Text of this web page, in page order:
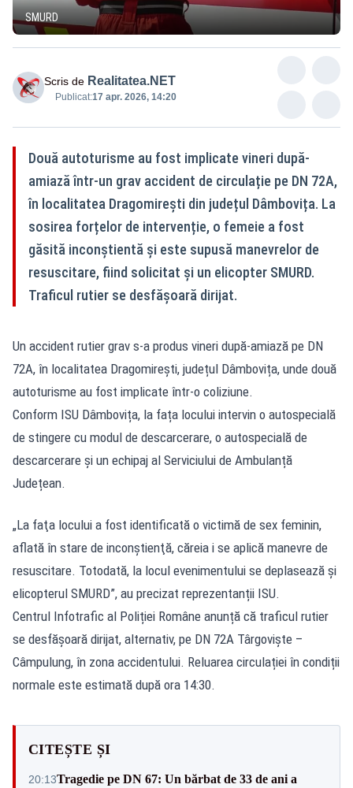
SMURD
Scris de Realitatea.NET
Publicat:17 apr. 2026, 14:20
Două autoturisme au fost implicate vineri după-
amiază într-un grav accident de circulație pe DN 72A,
în localitatea Dragomirești din județul Dâmbovița. La
sosirea forțelor de intervenție, o femeie a fost
găsită inconștientă și este supusă manevrelor de
resuscitare, fiind solicitat și un elicopter SMURD.
Traficul rutier se desfășoară dirijat.
Un accident rutier grav s-a produs vineri după-amiază pe DN
72A, în localitatea Dragomirești, județul Dâmbovița, unde două
autoturisme au fost implicate într-o coliziune.
Conform ISU Dâmbovița, la fața locului intervin o autospecială
de stingere cu modul de descarcerare, o autospecială de
descarcerare și un echipaj al Serviciului de Ambulanță
Județean.
„La faţa locului a fost identificată o victimă de sex feminin,
aflată în stare de inconştienţă, căreia i se aplică manevre de
resuscitare. Totodată, la locul evenimentului se deplasează şi
elicopterul SMURD”, au precizat reprezentanții ISU.
Centrul Infotrafic al Poliției Române anunță că traficul rutier
se desfășoară dirijat, alternativ, pe DN 72A Târgoviște –
Câmpulung, în zona accidentului. Reluarea circulației în condiții
normale este estimată după ora 14:30.
CITEȘTE ȘI
20:13Tragedie pe DN 67: Un bărbat de 33 de ani a